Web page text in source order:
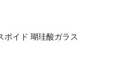
ポイド 瑚珪酸ガラス